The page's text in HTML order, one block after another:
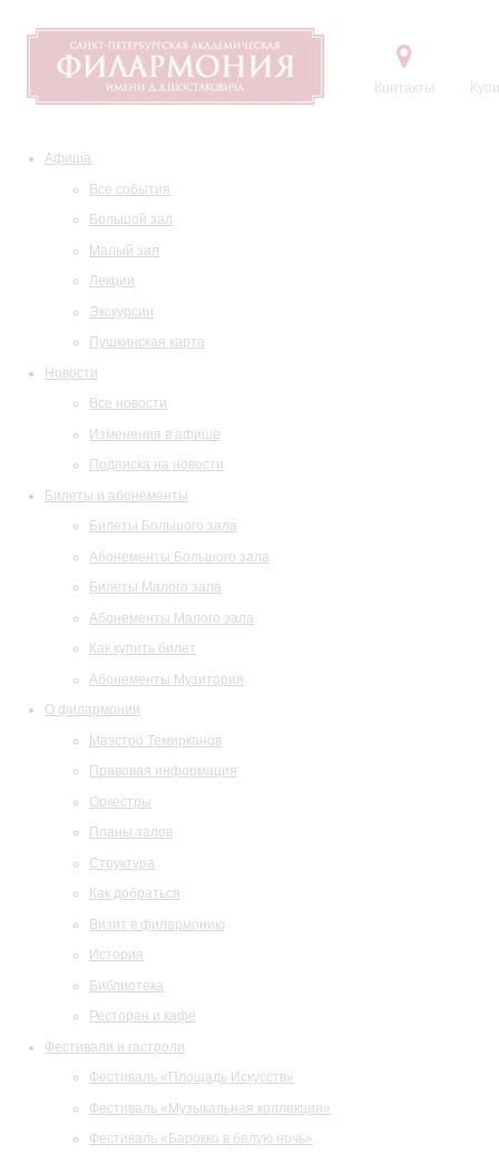
Контакты
Афиша
Все события
Большой зал
Малый зал
Лекции
Экскурсии
Пушкинская карта
Новости
Все новости
Изменения в афише
Подписка на новости
Билеты и абонементы
Билеты Большого зала
Абонементы Большого зала
Билеты Малого зала
Абонементы Малого зала
Как купить билет
Абонементы Музитория
О филармонии
Маэстро Темирканов
Правовая информация
Оркестры
Планы залов
Структура
Как добраться
Визит в филармонию
История
Библиотека
Ресторан и кафе
Фестивали и гастроли
Фестиваль «Площадь Искусств»
Фестиваль «Музыкальная коллекция»
Фестиваль «Барокко в белую ночь»